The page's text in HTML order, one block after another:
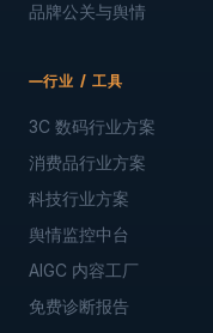
品牌公关与舆情
行业 / 工具
3C 数码行业方案
消费品行业方案
科技行业方案
舆情监控中台
AIGC 内容工厂
免费诊断报告